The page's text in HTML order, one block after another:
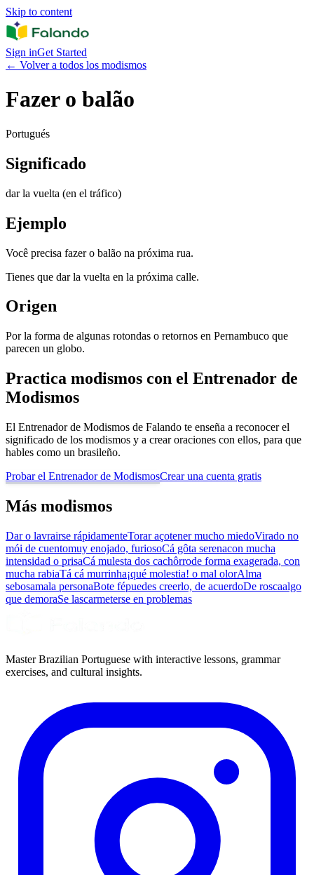
Skip to content
Sign inGet Started
← Volver a todos los modismos
Fazer o balão
Portugués
Significado
dar la vuelta (en el tráfico)
Ejemplo
Você precisa fazer o balão na próxima rua.
Tienes que dar la vuelta en la próxima calle.
Origen
Por la forma de algunas rotondas o retornos en Pernambuco que
parecen un globo.
Practica modismos con el Entrenador de
Modismos
El Entrenador de Modismos de Falando te enseña a reconocer el
significado de los modismos y a crear oraciones con ellos, para que
hables como un brasileño.
Probar el Entrenador de ModismosCrear una cuenta gratis
Más modismos
Dar o lavrairse rápidamenteTorar açotener mucho miedoVirado no
mói de cuentomuy enojado, furiosoCá gôta serenacon mucha
intensidad o prisaCá mulesta dos cachôrrode forma exagerada, con
mucha rabiaTá cá murrinha¡qué molestia! o mal olorAlma
sebosamala personaBote fépuedes creerlo, de acuerdoDe roscaalgo
que demoraSe lascarmeterse en problemas
Master Brazilian Portuguese with interactive lessons, grammar
exercises, and cultural insights.